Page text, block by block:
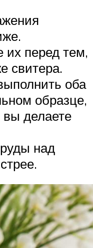
их перед тем,
свитера.
оба
образце,
делаете
над